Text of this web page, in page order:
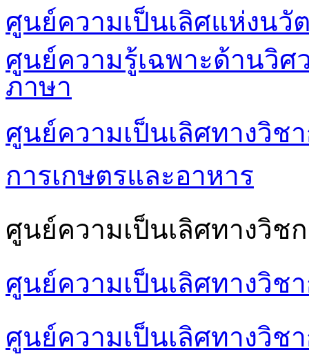
ศูนย์ความเป็นเลิศแห่งนวั
ศูนย์ความรู้เฉพาะด้านวิศ
ภาษา
ศูนย์ความเป็นเลิศทางวิช
การเกษตรและอาหาร
ศูนย์ความเป็นเลิศทางวิช
ศูนย์ความเป็นเลิศทางวิช
ศูนย์ความเป็นเลิศทางวิช